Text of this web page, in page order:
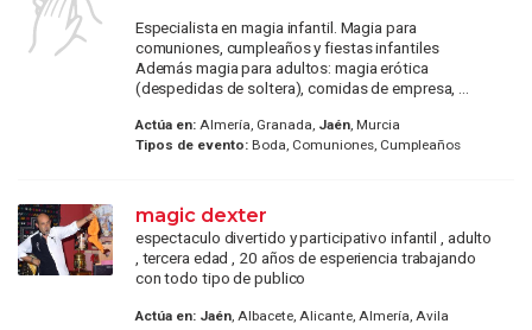
Especialista en magia infantil. Magia para
comuniones, cumpleaños y fiestas infantiles
Además magia para adultos: magia erótica
(despedidas de soltera), comidas de empresa, ...
Actúa en:Almería, Granada, Jaén, Murcia
Tipos de evento:Boda, Comuniones, Cumpleaños
magic dexter
espectaculo divertido y participativo infantil , adulto
, tercera edad , 20 años de esperiencia trabajando
con todo tipo de publico
Actúa en: Jaén, Albacete, Alicante, Almería, Avila